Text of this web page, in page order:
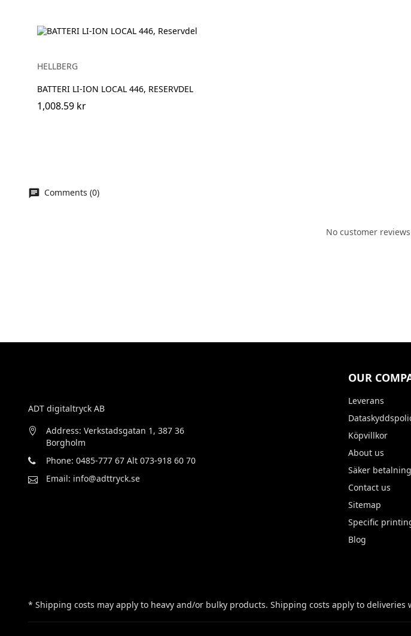
HELLBERG
BATTERI LI-ION LOCAL 446, RESERVDEL
1,008.59 kr
Comments (0)
No customer
ADT digitaltryck AB
Address: Verkstadsgatan 1, 387 36
Borgholm
Phone: 0485-777 67 Alt 073-918 60 70
Email: info@adttryck.se
OUR
Leverans
Köpvillkor
About us
Säker betalning
Contact us
Sitemap
Specific
Blog
* Shipping costs may apply to heavy and/or bulky products. Shipping costs apply to deliveries